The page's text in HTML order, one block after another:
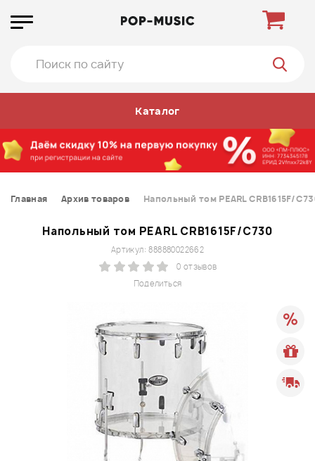
Каталог
Главная Архив товаров Напольный том PEARL CRB1615F/
Напольный том PEARL CRB1615F/C730
Поделиться
Артикул: 888880022662
0 отзывов